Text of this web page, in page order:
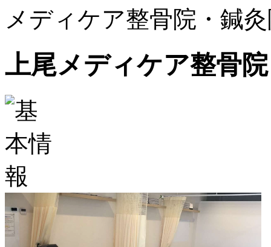
メディケア整骨院・鍼
上尾メディケア整骨